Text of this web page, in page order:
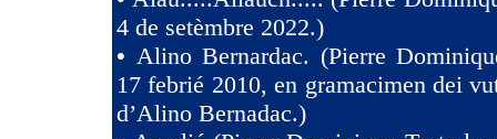
4 de setèmbre 2022.)
• Alino Bernardac. (Pierre
17 febrié 2010, en gramacimen dei
d’Alino Bernadac.)